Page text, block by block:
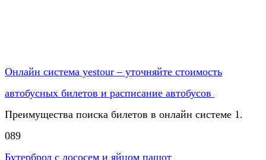
Онлайн система yestour – уточняйте стоимость
автобусных билетов и расписание автобусов
Преимущества поиска билетов в онлайн системе 1.
089
Бутерброд с лососем и яйцом пашот